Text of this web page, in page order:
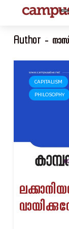
Author -
CAPITALISM
PHILOSOPHY